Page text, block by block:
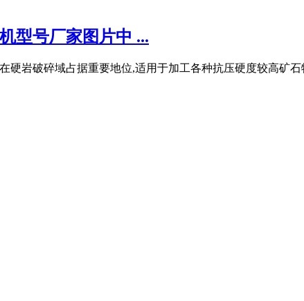
型号厂家图片中 ...
岩破碎域占据重要地位,适用于加工各种抗压硬度较高矿